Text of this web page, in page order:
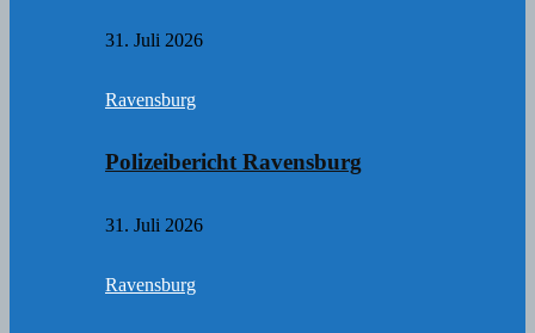
31. Juli 2026
Ravensburg
Polizeibericht Ravensburg
31. Juli 2026
Ravensburg